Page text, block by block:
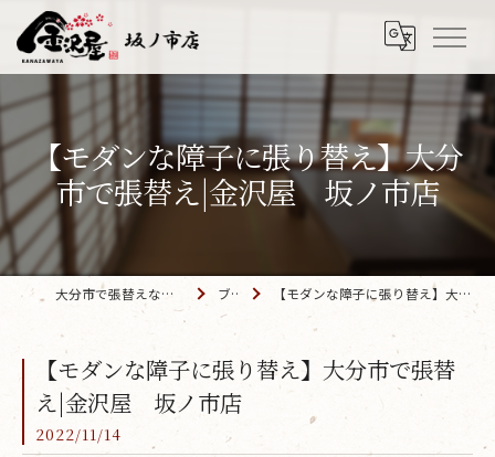
【モダンな障子に張り替え】大分
市で張替え|金沢屋 坂ノ市店
大分市で張替えなら「金沢屋 坂ノ市店」 ブログ 【モダンな障子に張り替え】大分市で張替え|金沢屋 坂ノ市店
【モダンな障子に張り替え】大分市で張替
え|金沢屋 坂ノ市店
2022/11/14